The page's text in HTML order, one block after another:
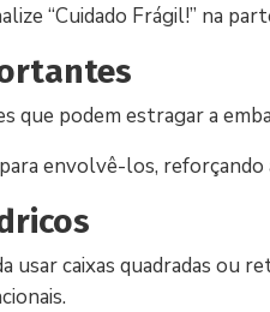
“Cuidado Frágil!” na
podem estragar a
envolvê-los, reforçando
usar caixas quadradas ou